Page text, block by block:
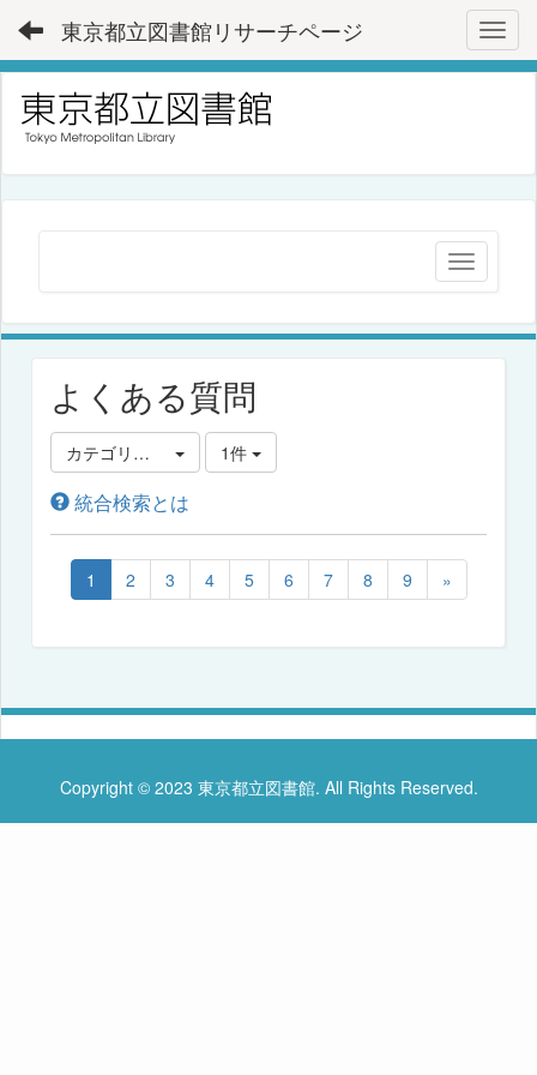
東京都立図書館リサーチページ
よくある質問
カテゴリ選択 1件
統合検索とは
1 2 3 4 5 6 7 8 9 »
Copyright © 2023 東京都立図書館. All Rights Reserved.